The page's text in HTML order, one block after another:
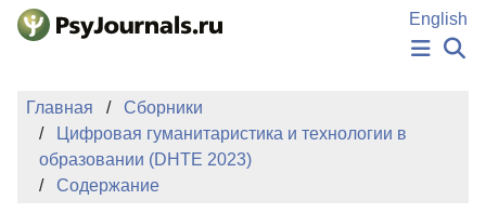
Перейти к основному содержанию
English
НОВОСТИ
АВТОРЫ
ПОДАТЬ РУКОПИСЬ
Главная
Сборники
Цифровая гуманитаристика и технологии в
образовании (DHTE 2023)
Содержание